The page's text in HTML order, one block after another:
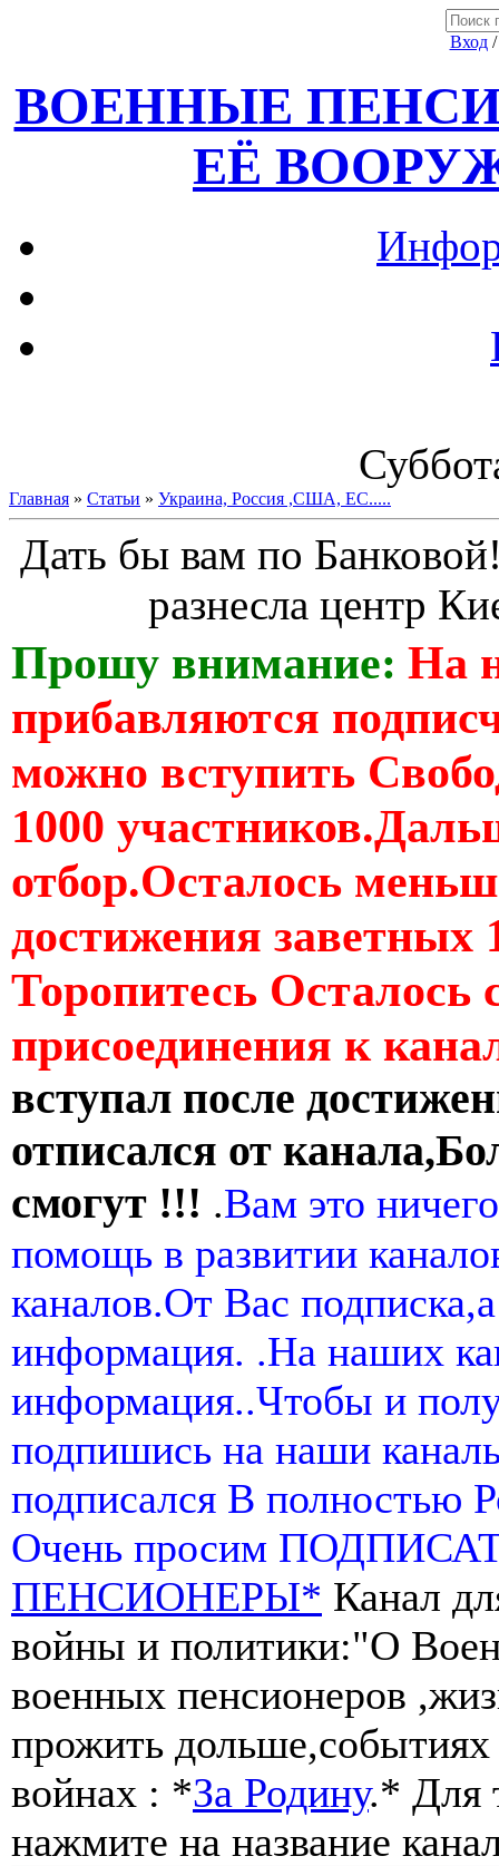
Вход
ВОЕННЫЕ
ЕЁ
Главная » Статьи » Украина, Россия ,США, ЕС.....
Дать бы вам по
разнесла центр
Прошу внимание: На
прибавляются
можно вступить
1000
отбор.Осталось
достижения заветных
Торопитесь Осталось
присоединения к
вступал после
отписался от
смогут !!! .Вам это
помощь в развитии
каналов.От Вас
информация. .На наших
информация..Чтобы и
подпишись на наши
подписался В полностью
Очень просим
ПЕНСИОНЕРЫ* Канал
войны и политики:"О
военных пенсионеров
прожить
войнах : *За Родину.* Для
нажмите на название